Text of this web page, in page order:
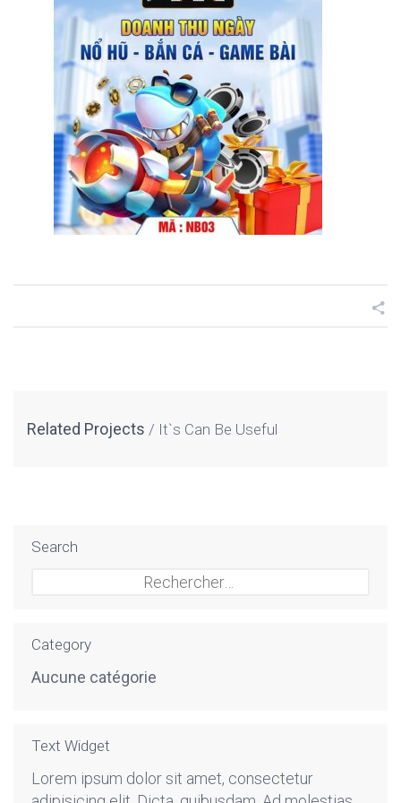
Related Projects It`s Can Be Useful
Search
Category
Aucune catégorie
Text Widget
Lorem ipsum dolor sit amet, consectetur